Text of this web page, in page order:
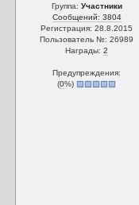
Группа: Участники
Сообщений: 3804
Регистрация: 28.8.2015
Пользователь №: 26989
Награды:2
Предупреждения:
(0%)